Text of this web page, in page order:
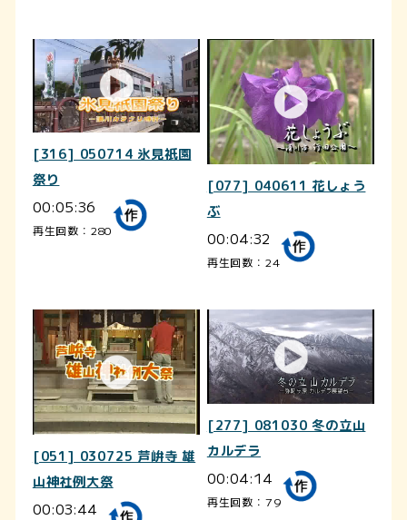
[316] 050714 氷見祇園
祭り
00:05:36
再生回数：280
[077] 040611 花しょう
ぶ
00:04:32
再生回数：24
[051] 030725 芦峅寺 雄
山神社例大祭
00:03:44
[277] 081030 冬の立山
カルデラ
00:04:14
再生回数：79